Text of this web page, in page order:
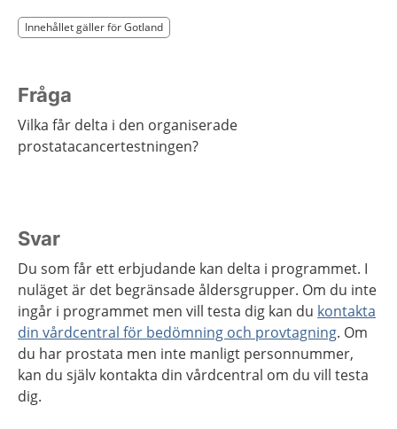
Innehållet gäller för Gotland
Innehållet gäller för Gotland
Fråga
Vilka får delta i den organiserade
prostatacancertestningen?
Svar
Du som får ett erbjudande kan delta i programmet. I
nuläget är det begränsade åldersgrupper. Om du inte
ingår i programmet men vill testa dig kan du kontakta
din vårdcentral för bedömning och provtagning. Om
du har prostata men inte manligt personnummer,
kan du själv kontakta din vårdcentral om du vill testa
dig.